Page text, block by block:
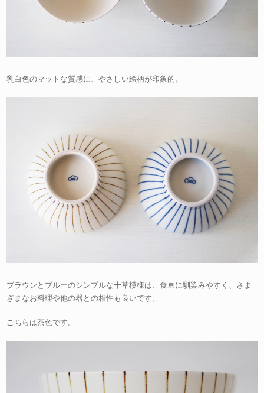
乳白色のマットな質感に、やさしい絵柄が印象的。
ブラウンとブルーのシンプルな十草模様は、食卓に馴染みやすく、さま
ざまなお料理や他の器との相性も良いです。
こちらは茶色です。